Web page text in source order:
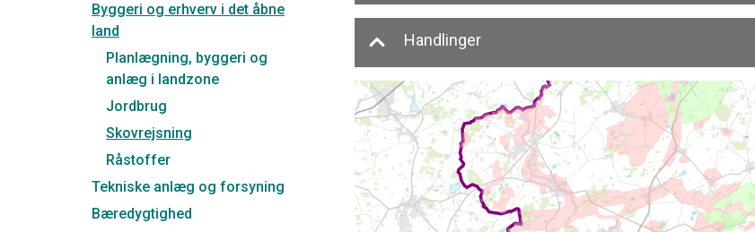
Byggeri og erhverv i det åbne
land
Planlægning, byggeri og
anlæg i landzone
Jordbrug
Skovrejsning
Råstoffer
Tekniske anlæg og forsyning
Bæredygtighed
Handlinger